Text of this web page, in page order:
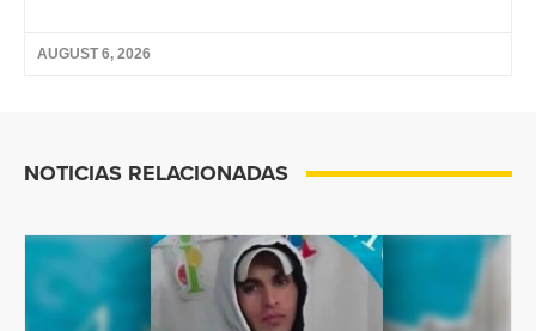
AUGUST 6, 2026
NOTICIAS RELACIONADAS